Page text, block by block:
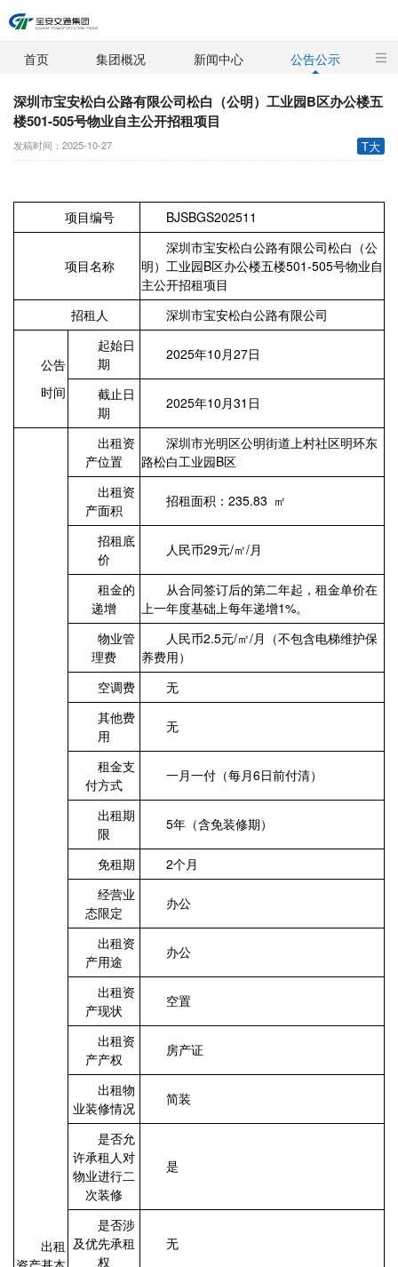
首页 集团概况 新闻中心 公告公示
深圳市宝安松白公路有限公司松白（公明）工业园B区办公楼五
楼501-505号物业自主公开招租项目
发稿时间：2025-10-27 T大
项目编号 BJSBGS202511
项目名称
深圳市宝安松白公路有限公司松白（公
明）工业园B区办公楼五楼501-505号物业自
主公开招租项目
招租人
深圳市宝安松白公路有限公司
公告
时间
起始日
期
2025年10月27日
截止日
期
2025年10月31日
出租
出租资
产位置
深圳市光明区公明街道上村社区明环东
路松白工业园B区
出租资
产面积
招租面积：235.83 ㎡
招租底
价
人民币29元/㎡/月
租金的
递增
从合同签订后的第二年起，租金单价在
上一年度基础上每年递增1%。
物业管
理费
人民币2.5元/㎡/月（不包含电梯维护保
养费用）
空调费
无
其他费
用
无
租金支
付方式
一月一付（每月6日前付清）
出租期
限
5年（含免装修期）
免租期
2个月
经营业
态限定
办公
出租资
产用途
办公
出租资
产现状
空置
出租资
产产权
房产证
出租物
业装修情况
简装
是否允
许承租人对
物业进行二
次装修
是
是否涉
及优先承租
权
无